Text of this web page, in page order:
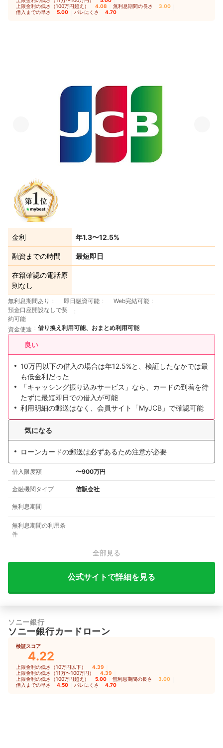
上限金利の低さ（100万円超え） 4.08 無利息期間の長さ 3.00
借入までの早さ 5.00 バレにくさ 4.70
金利 年1.3〜12.5%
融資までの時間 最短即日
在籍確認の電話原
則なし
無利息期間あり 即日融資可能
Web完結可能
預金口座開設なしで契
約可能
資金使途
借り換え利用可能、おまとめ利用可能
良い
10万円以下の借入の場合は年12.5%と、検証したなかでは最
も低金利だった
「キャッシング振り込みサービス」なら、カードの到着を待
たずに最短即日での借入が可能
利用明細の郵送はなく、会員サイト「MyJCB」で確認可能
気になる
ローンカードの郵送は必ずあるため注意が必要
借入限度額 〜900万円
金融機関タイプ 信販会社
無利息期間
無利息期間の利用条
件
全部見る
公式サイトで詳細を見る
ソニー銀行
ソニー銀行カードローン
検証スコア
4.22
上限金利の低さ（10万円以下） 4.39
上限金利の低さ（11万〜100万円） 4.39
上限金利の低さ（100万円超え） 5.00 無利息期間の長さ 3.00
借入までの早さ 4.50 バレにくさ 4.70